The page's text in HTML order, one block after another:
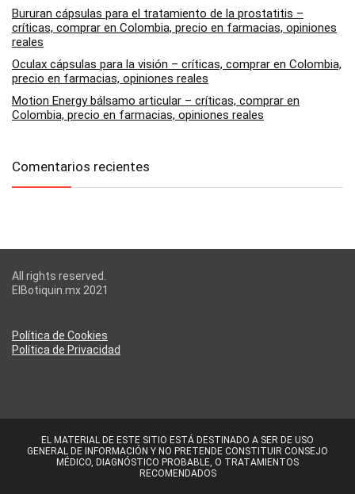
Bururan cápsulas para el tratamiento de la prostatitis –
críticas, comprar en Colombia, precio en farmacias, opiniones
reales
Oculax cápsulas para la visión – críticas, comprar en Colombia,
precio en farmacias, opiniones reales
Motion Energy bálsamo articular – críticas, comprar en
Colombia, precio en farmacias, opiniones reales
Comentarios recientes
All rights reserved.
ElBotiquin.mx 2021
Política de Cookies
Política de Privacidad
EL MATERIAL DE ESTE SITIO ESTÁ DESTINADO A SER DE USO
GENERAL DE INFORMACIÓN Y NO PRETENDE CONSTITUIR CONSEJO
MÉDICO, DIAGNÓSTICO PROBABLE, O TRATAMIENTOS
RECOMENDADOS